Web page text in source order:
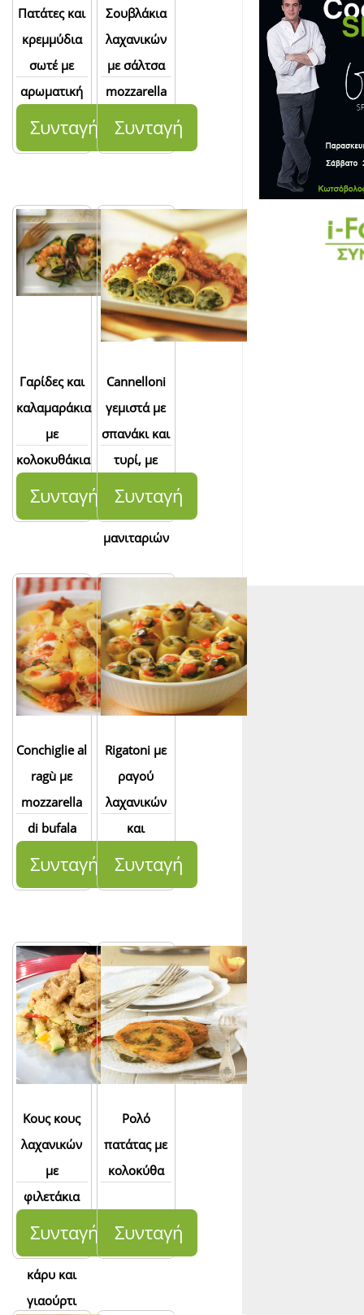
Πατάτες και
κρεμμύδια
σωτέ με
αρωματική
σάλτσα
Συνταγή
Σουβλάκια
λαχανικών
με σάλτσα
mozzarella
Συνταγή
Γαρίδες και
καλαμαράκια
με
κολοκυθάκια
και άρωμα
Συνταγή
Cannelloni
γεμιστά με
σπανάκι και
τυρί, με
σάλτσα κιμά
μανιταριών
Συνταγή
Conchiglie al
ragù με
mozzarella
di bufala
Συνταγή
Rigatoni με
ραγού
λαχανικών
και
καπνιστό
Συνταγή
Κους κους
λαχανικών
με
φιλετάκια
κοτόπουλου,
κάρυ και
γιαούρτι
Συνταγή
Ρολό
πατάτας με
κολοκύθα
Συνταγή